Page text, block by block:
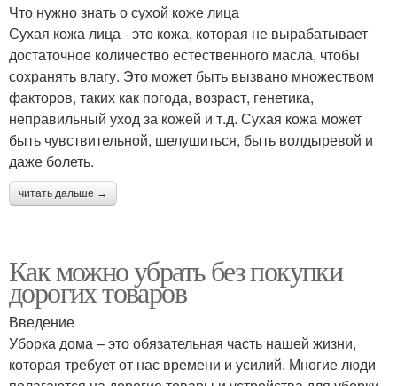
Что нужно знать о сухой коже лица
Сухая кожа лица - это кожа, которая не вырабатывает
достаточное количество естественного масла, чтобы
сохранять влагу. Это может быть вызвано множеством
факторов, таких как погода, возраст, генетика,
неправильный уход за кожей и т.д. Сухая кожа может
быть чувствительной, шелушиться, быть волдыревой и
даже болеть.
читать дальше →
Как можно убрать без покупки
дорогих товаров
Введение
Уборка дома – это обязательная часть нашей жизни,
которая требует от нас времени и усилий. Многие люди